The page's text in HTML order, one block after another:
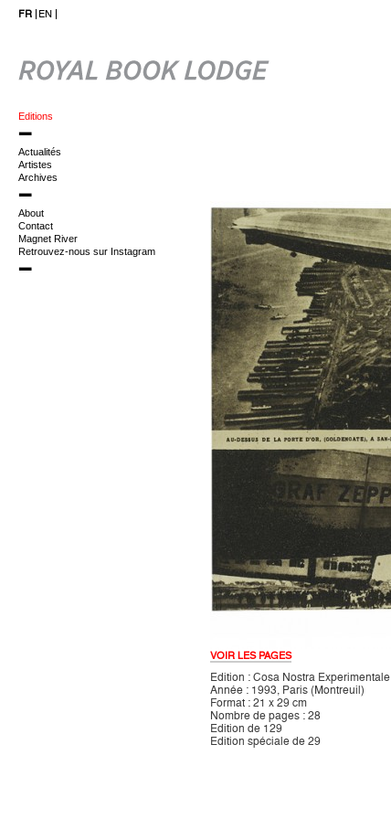
FR EN
Editions
Actualités
Artistes
Archives
About
Contact
Magnet River
Retrouvez-nous sur Instagram
VOIR LES PAGES
Edition : Cosa Nostra Experimentale
Année : 1993, Paris (Montreuil)
Format : 21 x 29 cm
Nombre de pages : 28
Edition de 129
Edition spéciale de 29